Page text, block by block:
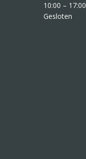
10:00 – 17:00
Gesloten